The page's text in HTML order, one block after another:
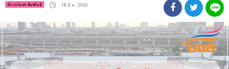
ข่าวประชาสัมพันธ์ : 18 มี.ค. 2563